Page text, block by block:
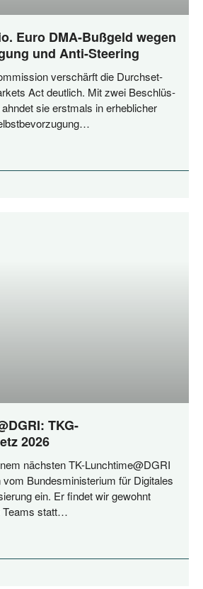
Euro DMA-Bußgeld wegen
und Anti-Steering
ver­schärft die Durch­set­
Act deut­lich. Mit zwei Beschlüs­
sie erst­mals in erheb­li­cher
TKG-
2026
nächs­ten TK-Lunchtime@DGRI
vom Bun­des­mi­nis­te­ri­um für Digi­ta­les
ein. Er fin­det wir gewohnt
Teams statt…